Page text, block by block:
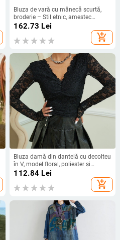
Bluza de vară cu mânecă scurtă,
broderie – Stil etnic, amestec
bumbac-poliester, pentru vârstnici,
162.73 Lei
add_shopping_cart
Bluza damă din dantelă cu decolteu
în V, model floral, poliester și
elastan, decupaj perforat, mâneci
112.84 Lei
add_shopping_cart